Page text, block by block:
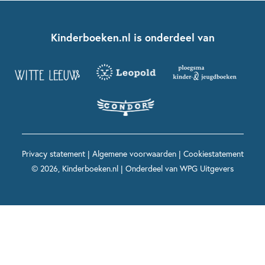
Kinderboeken diversiteit
Grappige kinderboeken
Spannende kinderboeken
Boekentips 12+ jaar
Voor volwassenen
Spekkie en Sproet
Maxi & Helium
Voor het onderwijs
Kinderboeken.nl is onderdeel van
Privacy statement| Algemene voorwaarden| Cookiestatement
© 2026, Kinderboeken.nl | Onderdeel van WPG Uitgevers